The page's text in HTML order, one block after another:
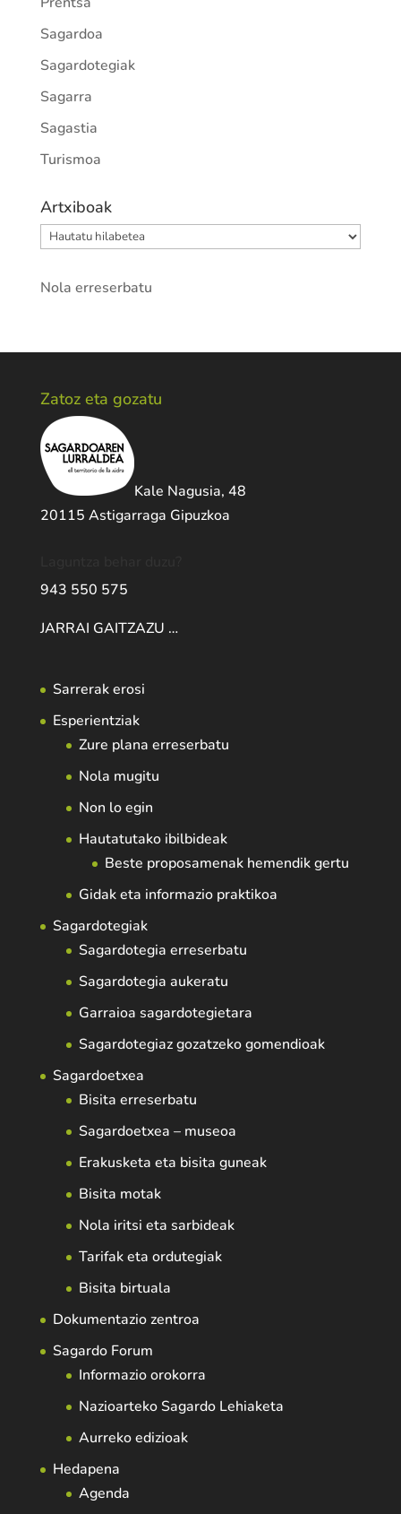
Sagardoa
Sagardotegiak
Sagarra
Sagastia
Turismoa
Artxiboak
Artxiboak
Nola erreserbatu
Zatoz eta gozatu
Kale Nagusia, 48
20115 Astigarraga Gipuzkoa
943 550 575
JARRAI GAITZAZU …
Sarrerak erosi
Esperientziak
Zure plana erreserbatu
Nola mugitu
Non lo egin
Hautatutako ibilbideak
Beste proposamenak hemendik gertu
Gidak eta informazio praktikoa
Sagardotegiak
Sagardotegia erreserbatu
Sagardotegia aukeratu
Garraioa sagardotegietara
Sagardotegiaz gozatzeko gomendioak
Sagardoetxea
Bisita erreserbatu
Sagardoetxea – museoa
Erakusketa eta bisita guneak
Bisita motak
Nola iritsi eta sarbideak
Tarifak eta ordutegiak
Bisita birtuala
Dokumentazio zentroa
Sagardo Forum
Informazio orokorra
Nazioarteko Sagardo Lehiaketa
Aurreko edizioak
Hedapena
Agenda